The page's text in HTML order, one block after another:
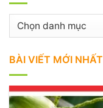
Danh
BÀI VIẾT MỚI NHẤT